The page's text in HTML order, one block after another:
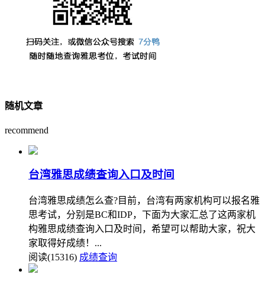
随机文章
recommend
台湾雅思成绩查询入口及时间
台湾雅思成绩怎么查?目前，台湾有两家机构可以报名雅
思考试，分别是BC和IDP，下面为大家汇总了这两家机
构雅思成绩查询入口及时间，希望可以帮助大家，祝大
家取得好成绩！...
阅读(15316) 成绩查询